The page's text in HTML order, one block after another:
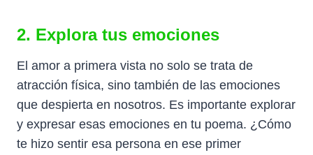
2. Explora tus emociones
El amor a primera vista no solo se trata de
atracción física, sino también de las emociones
que despierta en nosotros. Es importante explorar
y expresar esas emociones en tu poema. ¿Cómo
te hizo sentir esa persona en ese primer